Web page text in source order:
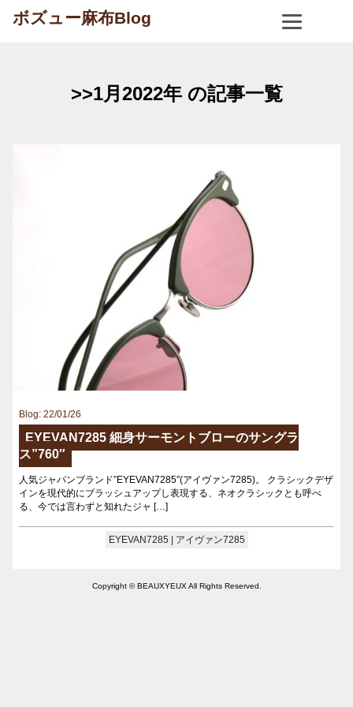
ボズュー麻布Blog
>>1月2022年 の記事一覧
Blog: 22/01/26
EYEVAN7285 細身サーモントブローのサングラ
ス”760″
人気ジャパンブランド”EYEVAN7285″(アイヴァン7285)。 クラシックデザ
インを現代的にブラッシュアップし表現する、ネオクラシックとも呼べ
る、今では言わずと知れたジャ […]
EYEVAN7285 | アイヴァン7285
Copyright © BEAUXYEUX All Rights Reserved.